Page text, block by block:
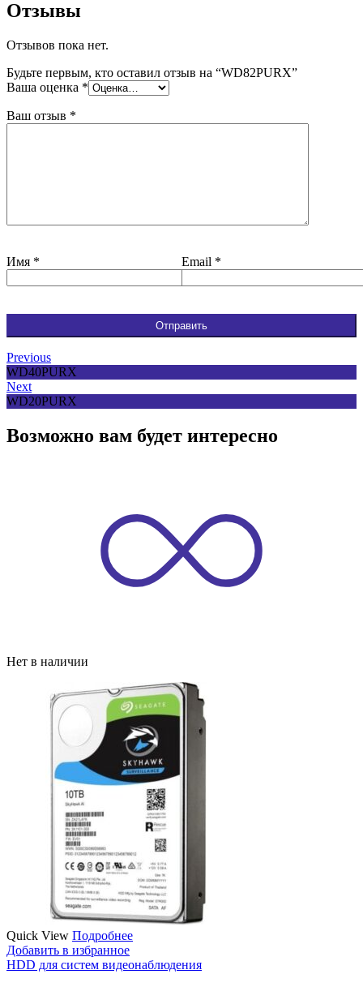
Отзывы
Отзывов пока нет.
Будьте первым, кто оставил отзыв на “WD82PURX”
Ваша оценка *
Ваш отзыв *
Имя * Email *
Previous
WD40PURX
Next
WD20PURX
Возможно вам будет интересно
Нет в наличии
Quick View Подробнее
Добавить в избранное
HDD для систем видеонаблюдения